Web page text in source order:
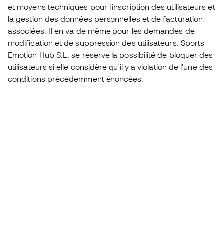
et moyens techniques pour l'inscription des utilisateurs et
la gestion des données personnelles et de facturation
associées. Il en va de même pour les demandes de
modification et de suppression des utilisateurs. Sports
Emotion Hub S.L. se réserve la possibilité de bloquer des
utilisateurs si elle considère qu'il y a violation de l'une des
conditions précédemment énoncées.